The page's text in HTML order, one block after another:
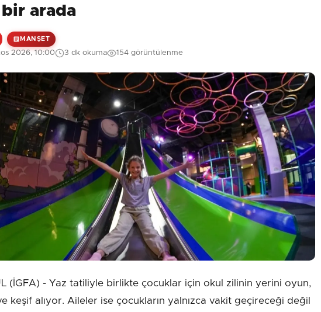
arada
MANŞET
2026, 10:00 3 dk okuma 154 görüntülenme
(İGFA) - Yaz tatiliyle birlikte çocuklar için okul zilinin yerini oyun,
keşif alıyor. Aileler ise çocukların yalnızca vakit geçireceği değil